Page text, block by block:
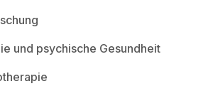
und psychische Gesundheit